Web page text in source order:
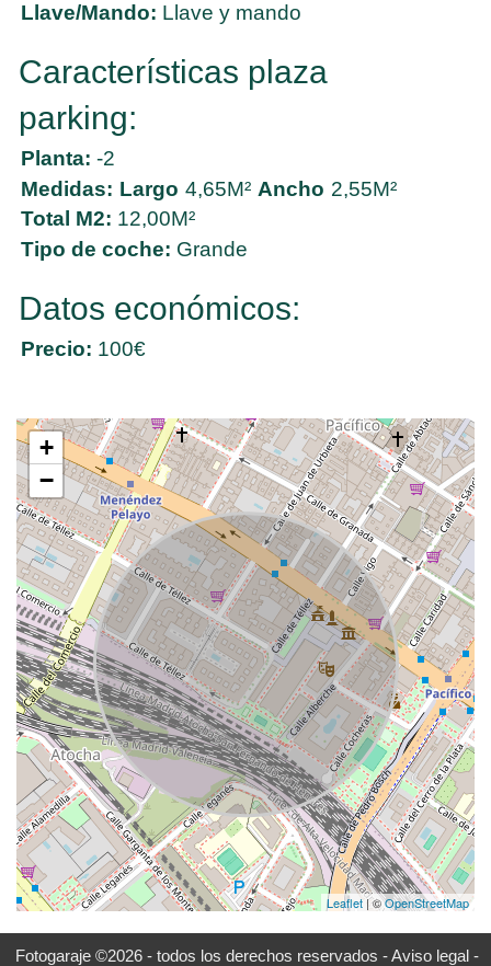
Llave/Mando: Llave y mando
Características plaza
parking:
Planta: -2
Medidas: Largo 4,65M² Ancho 2,55M²
Total M2: 12,00M²
Tipo de coche: Grande
Datos económicos:
Precio: 100€
+
−
Leaflet| ©OpenStreetMap
Fotogaraje ©2026 - todos los derechos reservados -Aviso legal -